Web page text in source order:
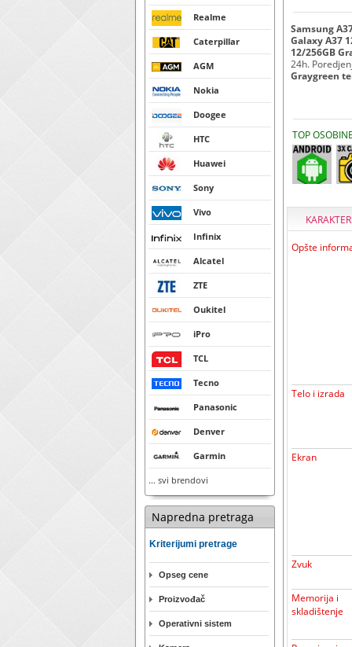
Realme
Caterpillar
AGM
Nokia
Doogee
HTC
Huawei
Sony
Vivo
Infinix
Alcatel
ZTE
Oukitel
iPro
TCL
Tecno
Panasonic
Denver
Garmin
... svi brendovi
Napredna pretraga
Kriterijumi pretrage
Opseg cene
Proizvođač
Operativni sistem
Samsung
Galaxy A37
12/256GB
24h.
Graygreen
TOP OSOBINE
Opšte
Telo i izrada
Ekran
Zvuk
Memorija i
skladištenje